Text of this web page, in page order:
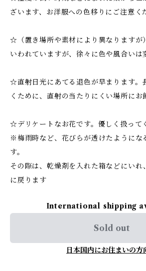
ざいます、お洋服への色移りにご注意く
☆（置き場所や素材により異なりますが
いわれていますが、徐々に色や風合いは
☆直射日光にあてる退色が早まります。
くために、直射の当たりにくい場所にお
☆デリケートなお花です。優しく扱って
※梅雨時など、花びらが透けたようにな
す。
その際は、乾燥剤を入れた箱などにい
に戻ります
International shipping
Sold out
日本国内にお住まいの方